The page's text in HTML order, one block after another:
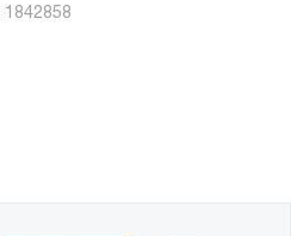
1842858